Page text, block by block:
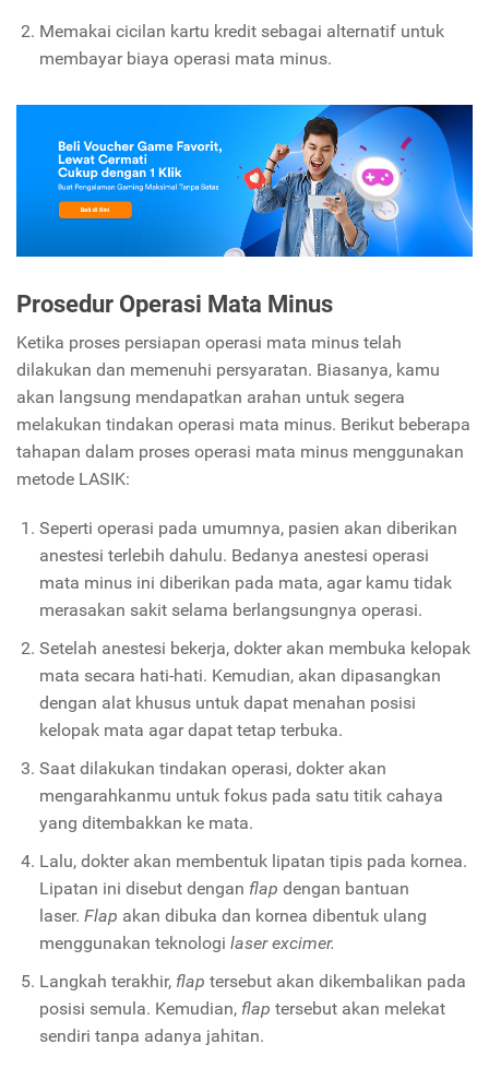
Memakai cicilan kartu kredit sebagai alternatif untuk
membayar biaya operasi mata minus.
Prosedur Operasi Mata Minus
Ketika proses persiapan operasi mata minus telah
dilakukan dan memenuhi persyaratan. Biasanya, kamu
akan langsung mendapatkan arahan untuk segera
melakukan tindakan operasi mata minus. Berikut beberapa
tahapan dalam proses operasi mata minus menggunakan
metode LASIK:
Seperti operasi pada umumnya, pasien akan diberikan
anestesi terlebih dahulu. Bedanya anestesi operasi
mata minus ini diberikan pada mata, agar kamu tidak
merasakan sakit selama berlangsungnya operasi.
Setelah anestesi bekerja, dokter akan membuka kelopak
mata secara hati-hati. Kemudian, akan dipasangkan
dengan alat khusus untuk dapat menahan posisi
kelopak mata agar dapat tetap terbuka.
Saat dilakukan tindakan operasi, dokter akan
mengarahkanmu untuk fokus pada satu titik cahaya
yang ditembakkan ke mata.
Lalu, dokter akan membentuk lipatan tipis pada kornea.
Lipatan ini disebut dengan flap dengan bantuan
laser. Flap akan dibuka dan kornea dibentuk ulang
menggunakan teknologi laser excimer.
Langkah terakhir, flap tersebut akan dikembalikan pada
posisi semula. Kemudian, flap tersebut akan melekat
sendiri tanpa adanya jahitan.